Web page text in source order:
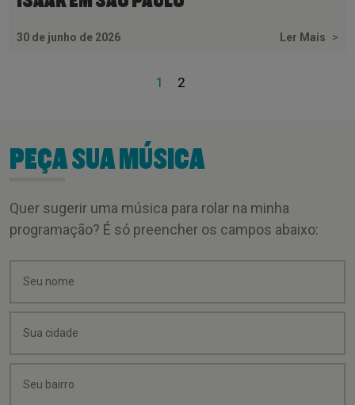
30 de junho de 2026 Ler Mais >
1 2
PEÇA SUA MÚSICA
Quer sugerir uma música para rolar na minha
programação? É só preencher os campos abaixo: